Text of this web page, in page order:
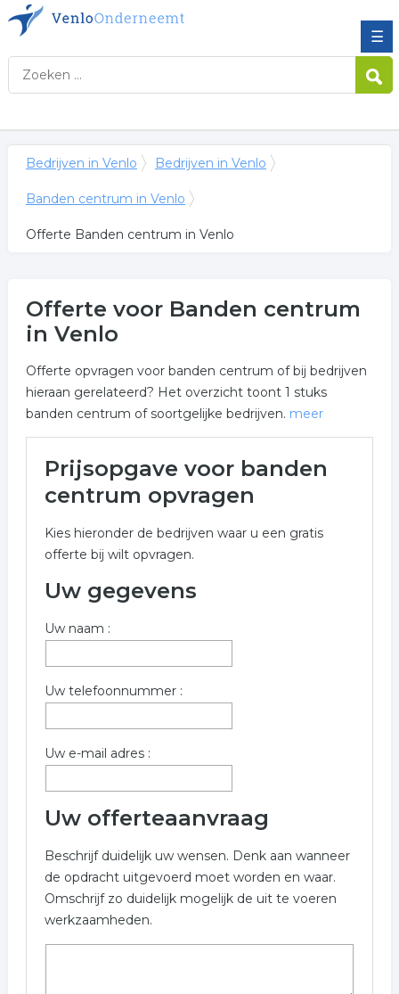
☰
Bedrijven in Venlo Bedrijven in Venlo
Banden centrum in Venlo
Offerte Banden centrum in Venlo
Offerte voor Banden centrum
in Venlo
Offerte opvragen voor banden centrum of bij bedrijven
hieraan gerelateerd? Het overzicht toont 1 stuks
banden centrum of soortgelijke bedrijven. meer
Venlo
centrum gerelateerde bedrijven in de omgeving van
Venlo voor een vrijblijvende aanvraag.
Wilt u informatie opvragen voor banden centrum in de
mogelijk in. De volgende bedrijven zijn gelinkt aan
Trefwoorden:
auto banden autoband
Prijsopgave voor banden
centrum opvragen
Kies hieronder de bedrijven waar u een gratis
offerte bij wilt opvragen.
Uw gegevens
Uw naam :
Uw telefoonnummer :
Uw e-mail adres :
Uw offerteaanvraag
Beschrijf duidelijk uw wensen. Denk aan wanneer
de opdracht uitgevoerd moet worden en waar.
Omschrijf zo duidelijk mogelijk de uit te voeren
werkzaamheden.